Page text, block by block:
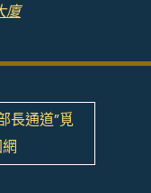
廈
長通道”覓